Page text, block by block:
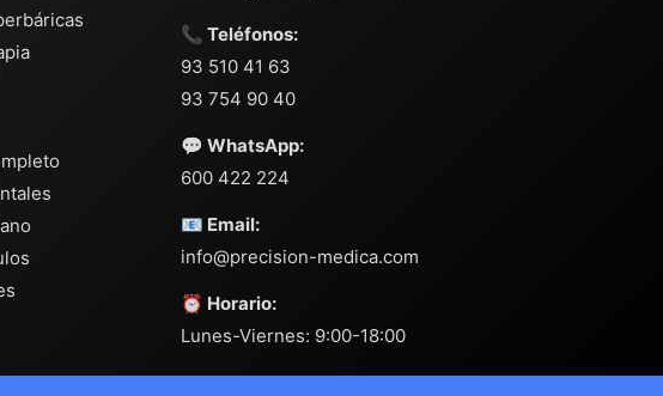
📞 Teléfonos:
93 510 41 63
93 754 90 40
💬 WhatsApp:
600 422 224
📧 Email:
info@precision-medica.com
⏰ Horario:
Lunes-Viernes: 9:00-18:00